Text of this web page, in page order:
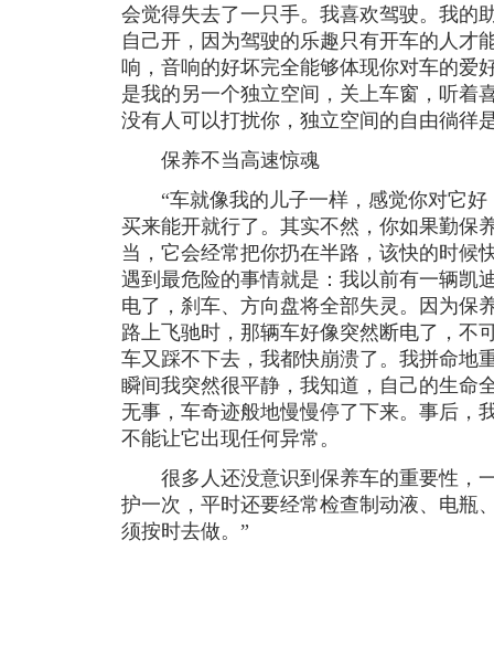
会觉得失去了一只手。我喜欢驾驶。我的
自己开，因为驾驶的乐趣只有开车的人才
响，音响的好坏完全能够体现你对车的爱
是我的另一个独立空间，关上车窗，听着
没有人可以打扰你，独立空间的自由徜徉
保养不当高速惊魂
“车就像我的儿子一样，感觉你对它好
买来能开就行了。其实不然，你如果勤保
当，它会经常把你扔在半路，该快的时候
遇到最危险的事情就是：我以前有一辆凯
电了，刹车、方向盘将全部失灵。因为保
路上飞驰时，那辆车好像突然断电了，不
车又踩不下去，我都快崩溃了。我拼命地
瞬间我突然很平静，我知道，自己的生命
无事，车奇迹般地慢慢停了下来。事后，
不能让它出现任何异常。
很多人还没意识到保养车的重要性，一
护一次，平时还要经常检查制动液、电瓶
须按时去做。”